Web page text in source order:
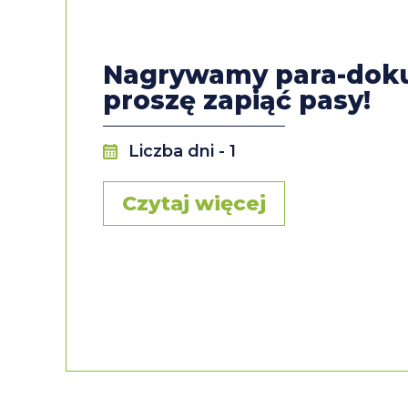
Nagrywamy para-
proszę zapiąć pasy!
Liczba dni - 1
Czytaj więcej